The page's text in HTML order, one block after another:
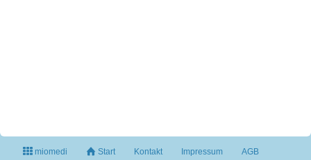
miomedi Start Kontakt Impressum AGB